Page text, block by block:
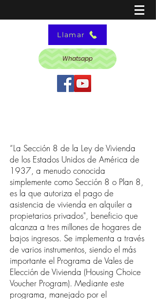
Llamar
Whatsapp
“La Sección 8 de la Ley de Vivienda
de los Estados Unidos de América de
1937, a menudo conocida
simplemente como Sección 8 o Plan 8,
es la que autoriza el pago de
asistencia de vivienda en alquiler a
propietarios privados", beneficio que
alcanza a tres millones de hogares de
bajos ingresos. Se implementa a través
de varios instrumentos, siendo el más
importante el Programa de Vales de
Elección de Vivienda (Housing Choice
Voucher Program). Mediante este
programa, manejado por el